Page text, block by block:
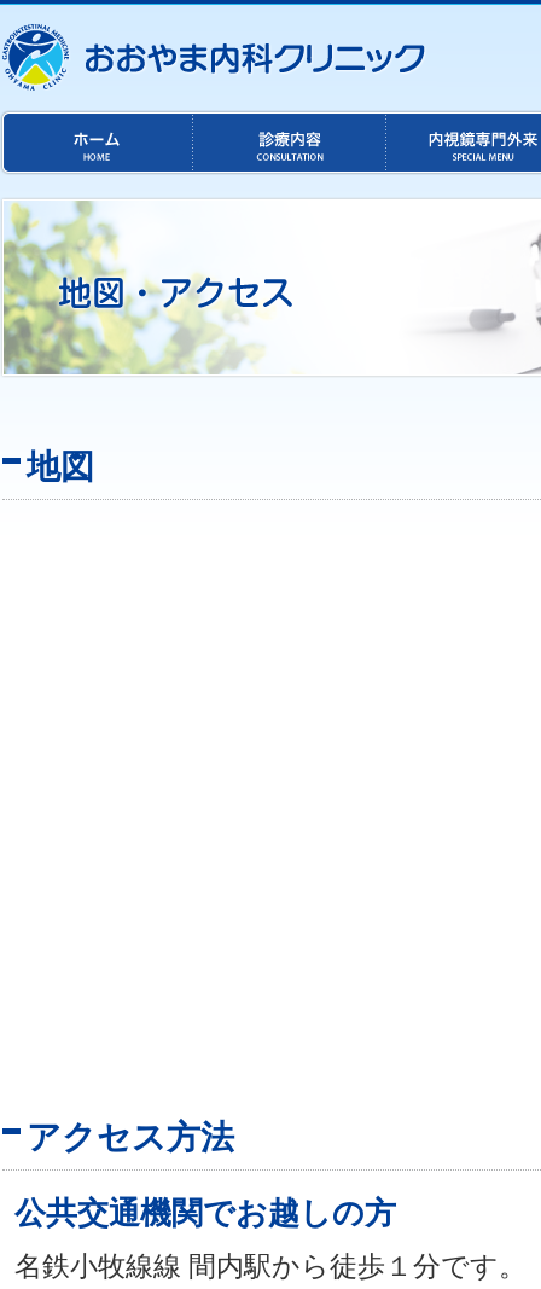
な
コ
ン
テ
ン
ツ
の
リ
地図
アクセス方法
公共交通機関でお越しの方
名鉄小牧線線 間内駅から徒歩１分です。